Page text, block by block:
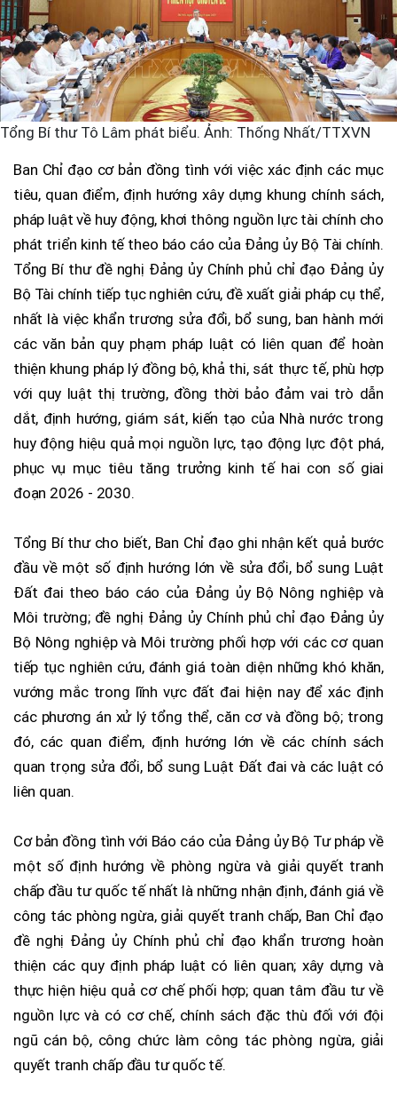
Tổng Bí thư Tô Lâm phát biểu. Ảnh: Thống Nhất/TTXVN
Ban Chỉ đạo cơ bản đồng tình với việc xác định các mục
tiêu, quan điểm, định hướng xây dựng khung chính sách,
pháp luật về huy động, khơi thông nguồn lực tài chính cho
phát triển kinh tế theo báo cáo của Đảng ủy Bộ Tài chính.
Tổng Bí thư đề nghị Đảng ủy Chính phủ chỉ đạo Đảng ủy
Bộ Tài chính tiếp tục nghiên cứu, đề xuất giải pháp cụ thể,
nhất là việc khẩn trương sửa đổi, bổ sung, ban hành mới
các văn bản quy phạm pháp luật có liên quan để hoàn
thiện khung pháp lý đồng bộ, khả thi, sát thực tế, phù hợp
với quy luật thị trường, đồng thời bảo đảm vai trò dẫn
dắt, định hướng, giám sát, kiến tạo của Nhà nước trong
huy động hiệu quả mọi nguồn lực, tạo động lực đột phá,
phục vụ mục tiêu tăng trưởng kinh tế hai con số giai
đoạn 2026 - 2030.
Tổng Bí thư cho biết, Ban Chỉ đạo ghi nhận kết quả bước
đầu về một số định hướng lớn về sửa đổi, bổ sung Luật
Đất đai theo báo cáo của Đảng ủy Bộ Nông nghiệp và
Môi trường; đề nghị Đảng ủy Chính phủ chỉ đạo Đảng ủy
Bộ Nông nghiệp và Môi trường phối hợp với các cơ quan
tiếp tục nghiên cứu, đánh giá toàn diện những khó khăn,
vướng mắc trong lĩnh vực đất đai hiện nay để xác định
các phương án xử lý tổng thể, căn cơ và đồng bộ; trong
đó, các quan điểm, định hướng lớn về các chính sách
quan trọng sửa đổi, bổ sung Luật Đất đai và các luật có
liên quan.
Cơ bản đồng tình với Báo cáo của Đảng ủy Bộ Tư pháp về
một số định hướng về phòng ngừa và giải quyết tranh
chấp đầu tư quốc tế nhất là những nhận định, đánh giá về
công tác phòng ngừa, giải quyết tranh chấp, Ban Chỉ đạo
đề nghị Đảng ủy Chính phủ chỉ đạo khẩn trương hoàn
thiện các quy định pháp luật có liên quan; xây dựng và
thực hiện hiệu quả cơ chế phối hợp; quan tâm đầu tư về
nguồn lực và có cơ chế, chính sách đặc thù đối với đội
ngũ cán bộ, công chức làm công tác phòng ngừa, giải
quyết tranh chấp đầu tư quốc tế.